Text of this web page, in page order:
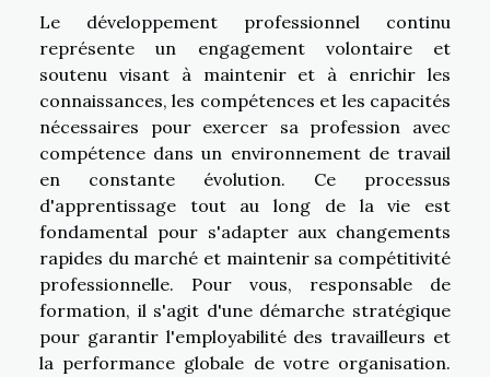
Le développement professionnel continu
représente un engagement volontaire et
soutenu visant à maintenir et à enrichir les
connaissances, les compétences et les capacités
nécessaires pour exercer sa profession avec
compétence dans un environnement de travail
en constante évolution. Ce processus
d'apprentissage tout au long de la vie est
fondamental pour s'adapter aux changements
rapides du marché et maintenir sa compétitivité
professionnelle. Pour vous, responsable de
formation, il s'agit d'une démarche stratégique
pour garantir l'employabilité des travailleurs et
la performance globale de votre organisation.